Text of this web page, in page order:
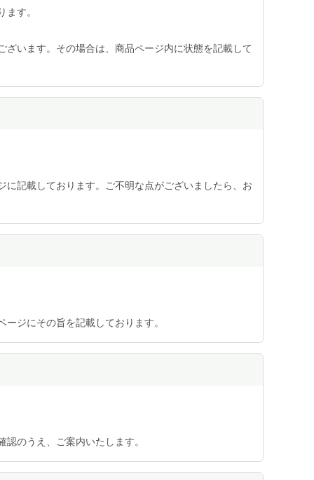
す。
います。その場合は、商品ページ内に状態を記載して
記載しております。ご不明な点がございましたら、お
ジにその旨を記載しております。
のうえ、ご案内いたします。